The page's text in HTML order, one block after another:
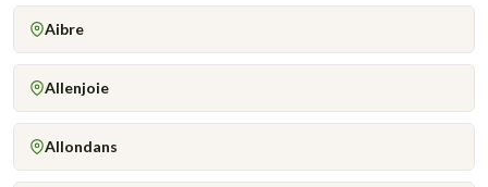
Aibre
Allenjoie
Allondans